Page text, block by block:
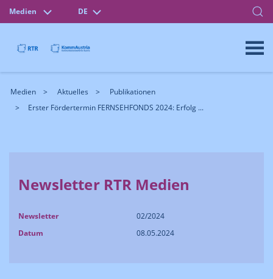
Medien DE
Medien Aktuelles
Publikationen
Erster Fördertermin FERNSEHFONDS 2024: Erfolg ...
Newsletter RTR Medien
Newsletter
02/2024
Datum
08.05.2024